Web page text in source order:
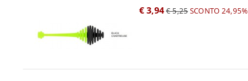
€ 3,94 € 5,25SCONTO 24,95%